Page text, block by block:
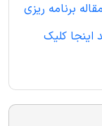
برنامه ریزی
کلیک